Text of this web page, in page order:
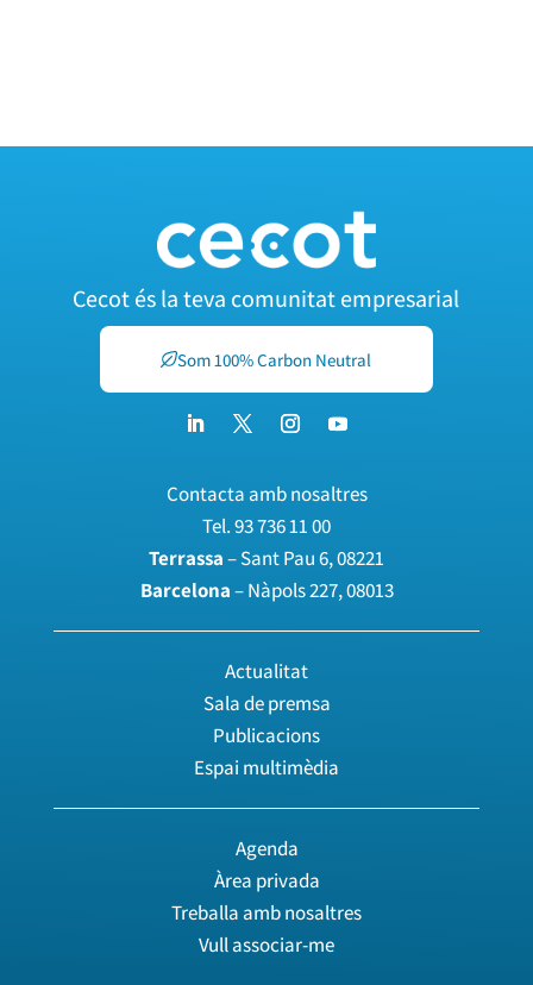
Cecot és la teva comunitat empresarial
Som 100% Carbon Neutral
Contacta amb nosaltres
Tel.93 736 11 00
Terrassa– Sant Pau 6, 08221
Barcelona– Nàpols 227, 08013
Actualitat
Sala de premsa
Publicacions
Espai multimèdia
Agenda
Àrea privada
Treballa amb nosaltres
Vull associar-me